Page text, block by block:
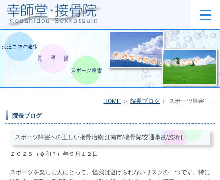
HOME 院長ブログ スポーツ障害への正しい接骨治療[江南市/接骨院/交通事故/施術］
院長ブログ
スポーツ障害への正しい接骨治療[江南市/接骨院/交通事故/施術］
２０２５（令和７）年９月１２日
スポーツを楽しむ人にとって、怪我は避けられないリスクの一つです。特に